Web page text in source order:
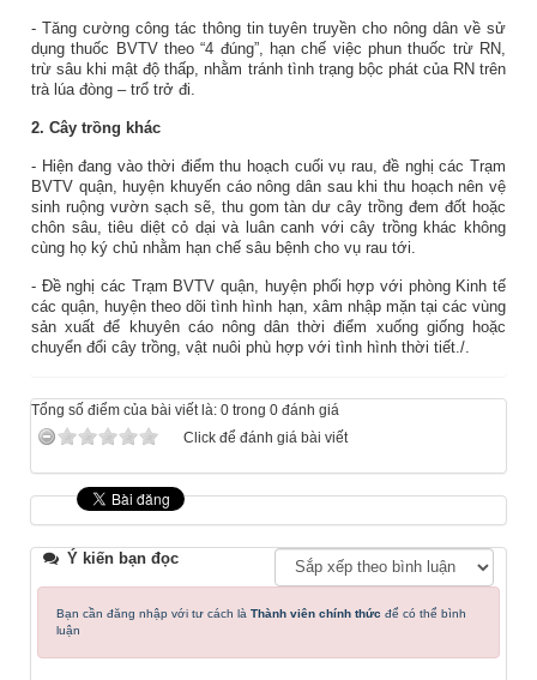
- Tăng cường công tác thông tin tuyên truyền cho nông dân về sử
dụng thuốc BVTV theo “4 đúng”, hạn chế việc phun thuốc trừ RN,
trừ sâu khi mật độ thấp, nhằm tránh tình trạng bộc phát của RN trên
trà lúa đòng – trổ trở đi.
2. Cây trồng khác
- Hiện đang vào thời điểm thu hoạch cuối vụ rau, đề nghị các Trạm
BVTV quận, huyện khuyến cáo nông dân sau khi thu hoạch nên vệ
sinh ruộng vườn sạch sẽ, thu gom tàn dư cây trồng đem đốt hoặc
chôn sâu, tiêu diệt cỏ dại và luân canh với cây trồng khác không
cùng họ ký chủ nhằm hạn chế sâu bệnh cho vụ rau tới.
- Đề nghị các Trạm BVTV quận, huyện phối hợp với phòng Kinh tế
các quận, huyện theo dõi tình hình hạn, xâm nhập mặn tại các vùng
sản xuất để khuyên cáo nông dân thời điểm xuống giống hoặc
chuyển đổi cây trồng, vật nuôi phù hợp với tình hình thời tiết./.
Tổng số điểm của bài viết là: 0 trong 0 đánh giá
Click để đánh giá bài viết
Ý kiến bạn đọc
Bạn cần đăng nhập với tư cách là Thành viên chính thức để có thể bình
luận